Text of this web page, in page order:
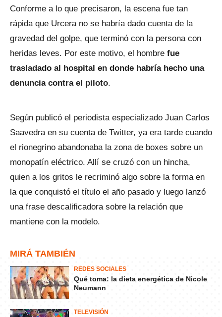
Conforme a lo que precisaron, la escena fue tan
rápida que Urcera no se habría dado cuenta de la
gravedad del golpe, que terminó con la persona con
heridas leves. Por este motivo, el hombre fue
trasladado al hospital en donde habría hecho una
denuncia contra el piloto.
Según publicó el periodista especializado Juan Carlos
Saavedra en su cuenta de Twitter, ya era tarde cuando
el rionegrino abandonaba la zona de boxes sobre un
monopatín eléctrico. Allí se cruzó con un hincha,
quien a los gritos le recriminó algo sobre la forma en
la que conquistó el título el año pasado y luego lanzó
una frase descalificadora sobre la relación que
mantiene con la modelo.
MIRÁ TAMBIÉN
REDES SOCIALES
Qué toma: la dieta energética de Nicole
Neumann
TELEVISIÓN